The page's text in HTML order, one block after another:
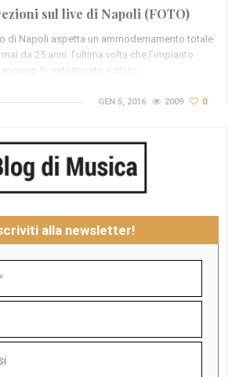
sul live di Napoli (FOTO)
di Napoli aspetta un ammodernamento totale
da 25 anni: l’ultima volta che l’impianto
fu ristrutturato è stato…
GEN 5, 2016 2009 0
alla newsletter!